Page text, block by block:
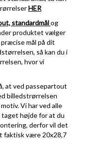
HER
standardmålog
produktet vælger
mål på dit
så kan du i
hvor vi
at ved passepartout
billedstrørrelsen
Vi har ved alle
højde for at du
derfor vil det
faktisk være 20x28,7